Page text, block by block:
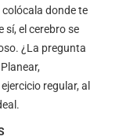
donde te
sí, el cerebro se
¿La pregunta
regular, al